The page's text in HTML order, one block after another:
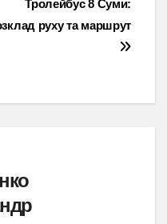
Тролейбус 8 Суми:
руху та маршрут